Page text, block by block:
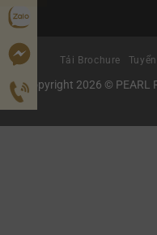
Tải Brochure
Copyright 2026 © PEARL